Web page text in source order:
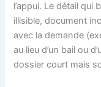
l’appui. Le détail qui
illisible, document
avec la demande
au lieu d’un bail ou
dossier court mais